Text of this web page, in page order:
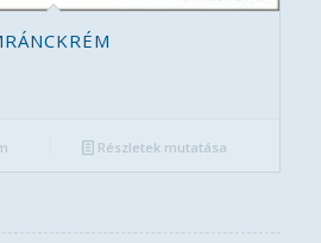
Részletek mutatása